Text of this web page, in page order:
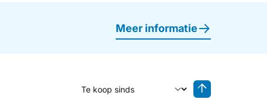
Meer informatie
Sorteer op